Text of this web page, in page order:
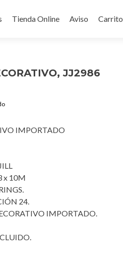
Tienda Online Aviso Carrito
JJ2986
IMPORTADO
x 10M
24.
IMPORTADO.